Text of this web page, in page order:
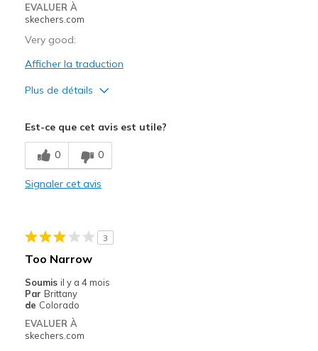
EVALUER À
skechers.com
Very good:
Afficher la traduction
Plus de détails
Breathe Well
Comfortable
Est-ce que cet avis est utile?
0 0
Signaler cet avis
3
Too Narrow
Soumis il y a 4 mois
Par Brittany
de Colorado
EVALUER À
skechers.com